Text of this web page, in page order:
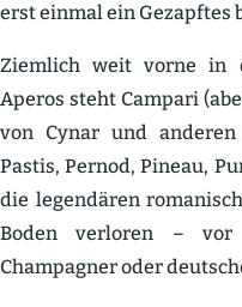
erst einmal ein Gezapftes
Ziemlich weit vorne in
Aperos steht Campari
von Cynar und
Pastis, Pernod, Pineau,
die legen­dären
Boden verloren – vor
Champagner oder